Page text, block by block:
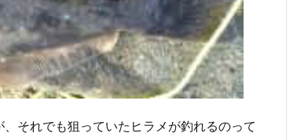
それでも狙っていたヒラメが釣れるのって